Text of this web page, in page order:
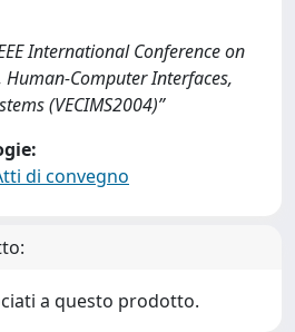
International Conference on
Computer Interfaces,
(VECIMS2004)”
di convegno
a questo prodotto.